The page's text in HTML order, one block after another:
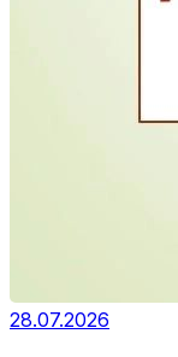
28.07.2026